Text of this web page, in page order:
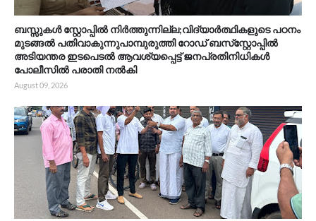
ബസ്സുകൾ സ്റ്റോപ്പിൽ നിർത്തുന്നില്ല;വിദ്യാർത്ഥികളുടെ പഠനം
മുടങ്ങൽ പതിവാകുന്നുപാമ്പുരുത്തി റോഡ് ബസ്‌സ്റ്റോപ്പിൽ
അടിയന്തര ഇടപെടൽ ആവശ്യപ്പെട്ട് ജനപ്രതിനിധികൾ
പോലീസിൽ പരാതി നൽകി
August 09, 2026